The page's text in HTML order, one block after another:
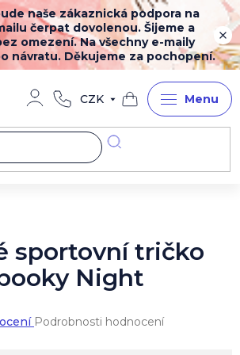
naše zákaznická podpora na
čerpat dovolenou. Šijeme a
omezení. Na všechny e-maily
návratu. Děkujeme za pochopení.
CZK
Nákupní
košík
sportovní tričko
Night
Podrobnosti hodnocení